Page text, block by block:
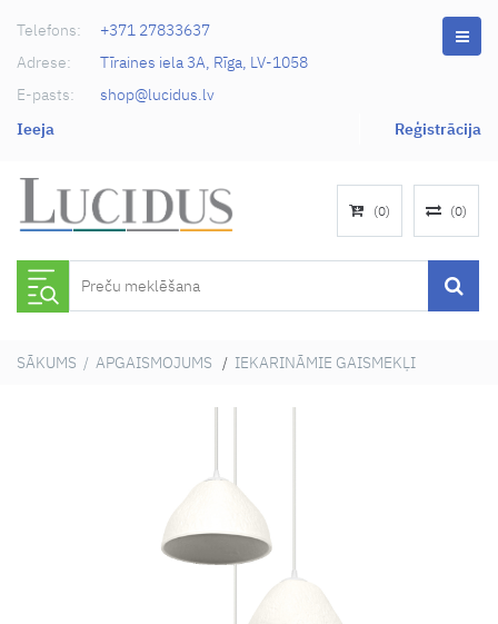
Telefons:
+371 27833637
Adrese:
Tīraines iela 3A, Rīga, LV-1058
E-pasts:
shop@lucidus.lv
Ieeja
Reģistrācija
(0) (0)
SĀKUMS / APGAISMOJUMS / IEKARINĀMIE GAISMEKĻI